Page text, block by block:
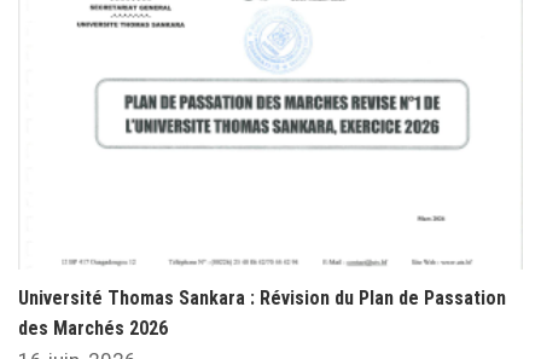
Université Thomas Sankara : Révision du Plan de Passation
des Marchés 2026